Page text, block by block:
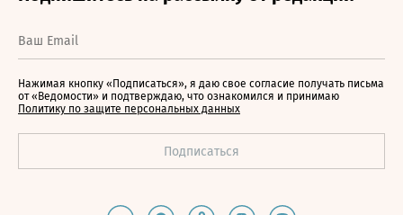
Нажимая кнопку «Подписаться», я даю свое согласие получать письма
от «Ведомости» и подтверждаю, что ознакомился и принимаю
Политику по защите персональных данных